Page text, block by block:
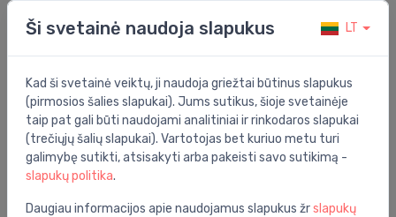
WC puodo komplektas: su QR/SC dangčiu Laufen
Bendrosios specifikacijos
Grupė: vonios kambarys
Komplektacija:
Ši svetainė naudoja slapukus LT
Kad ši svetainė veiktų, ji naudoja griežtai būtinus slapukus
(pirmosios šalies slapukai). Jums sutikus, šioje svetainėje
taip pat gali būti naudojami analitiniai ir rinkodaros slapukai
(trečiųjų šalių slapukai). Vartotojas bet kuriuo metu turi
galimybę sutikti, atsisakyti arba pakeisti savo sutikimą -
slapukų politika.
Daugiau informacijos apie naudojamus slapukus žrslapukų